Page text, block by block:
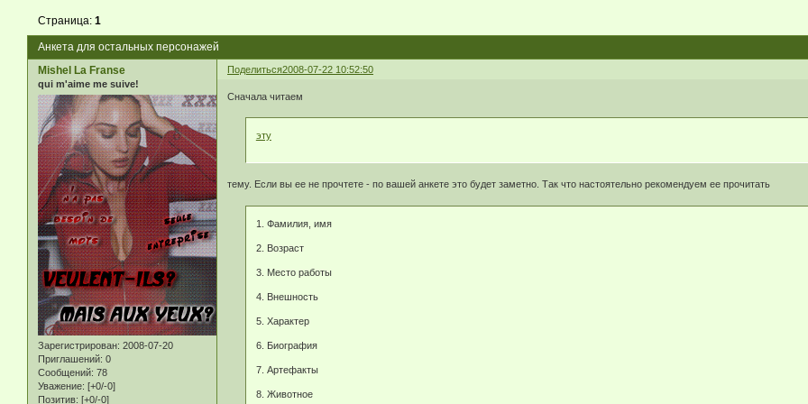
Анкета для остальных персонажей
Страница:1
Поделиться2008-07-22 10:52:50
Mishel La Franse
qui m'aime me suive!
Зарегистрирован: 2008-07-20
Приглашений: 0
Сообщений: 78
Уважение: [+0/-0]
Позитив: [+0/-0]
Сначала читаем
эту
тему. Если вы ее не прочтете - по вашей анкете это будет заметно. Так что настоятельно рекомендуем ее прочитать
1. Фамилия, имя
2. Возраст
3. Место работы
4. Внешность
5. Характер
6. Биография
7. Артефакты
8. Животное